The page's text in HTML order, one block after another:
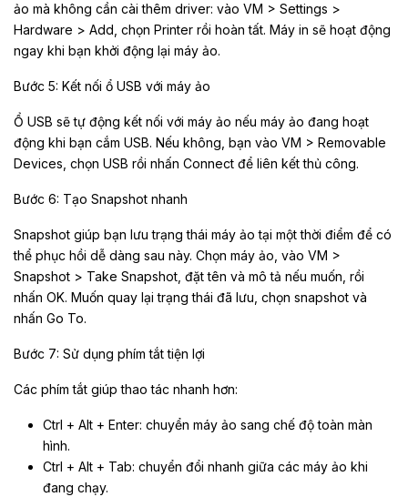
ảo mà không cần cài thêm driver: vào VM > Settings >
Hardware > Add, chọn Printer rồi hoàn tất. Máy in sẽ hoạt động
ngay khi bạn khởi động lại máy ảo.
Bước 5: Kết nối ổ USB với máy ảo
Ổ USB sẽ tự động kết nối với máy ảo nếu máy ảo đang hoạt
động khi bạn cắm USB. Nếu không, bạn vào VM > Removable
Devices, chọn USB rồi nhấn Connect để liên kết thủ công.
Bước 6: Tạo Snapshot nhanh
Snapshot giúp bạn lưu trạng thái máy ảo tại một thời điểm để có
thể phục hồi dễ dàng sau này. Chọn máy ảo, vào VM >
Snapshot > Take Snapshot, đặt tên và mô tả nếu muốn, rồi
nhấn OK. Muốn quay lại trạng thái đã lưu, chọn snapshot và
nhấn Go To.
Bước 7: Sử dụng phím tắt tiện lợi
Các phím tắt giúp thao tác nhanh hơn:
Ctrl + Alt + Enter: chuyển máy ảo sang chế độ toàn màn
hình.
Ctrl + Alt + Tab: chuyển đổi nhanh giữa các máy ảo khi
đang chạy.